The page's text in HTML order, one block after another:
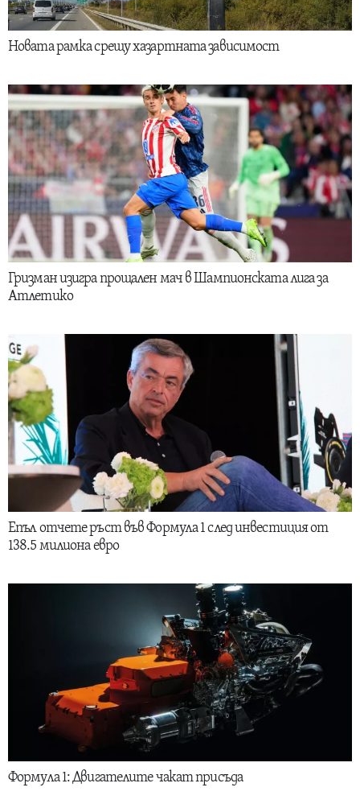
Новата рамка срещу хазартната зависимост
Гризман изигра прощален мач в Шампионската лига за
Атлетико
Епъл отчете ръст във Формула 1 след инвестиция от
138.5 милиона евро
Формула 1: Двигателите чакат присъда